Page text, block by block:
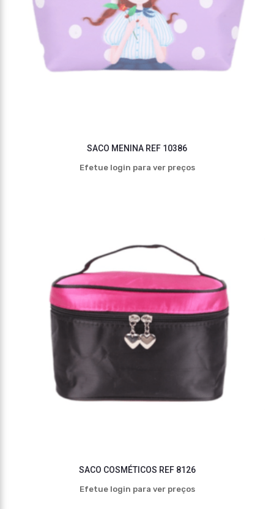
SACO MENINA REF 10386
Efetue login para ver preços
SACO COSMÉTICOS REF 8126
Efetue login para ver preços